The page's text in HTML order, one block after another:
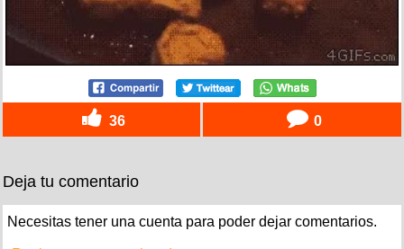
36 0
Deja tu comentario
Necesitas tener una cuenta para poder dejar comentarios.